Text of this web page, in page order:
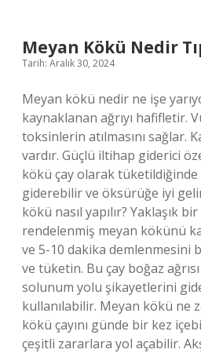
Meyan Kökü Nedir
Tarih: Aralık 30, 2024
Meyan kökü nedir ne işe
kaynaklanan ağrıyı hafifletir.
toksinlerin atılmasını sağlar.
vardır. Güçlü iltihap giderici
kökü çay olarak tüketildiğinde
giderebilir ve öksürüğe iyi
kökü nasıl yapılır? Yaklaşık bir
rendelenmiş meyan kökünü
ve 5-10 dakika demlenmesini
ve tüketin. Bu çay boğaz
solunum yolu şikayetlerini
kullanılabilir. Meyan kökü ne
kökü çayını günde bir kez
çeşitli zararlara yol açabilir.